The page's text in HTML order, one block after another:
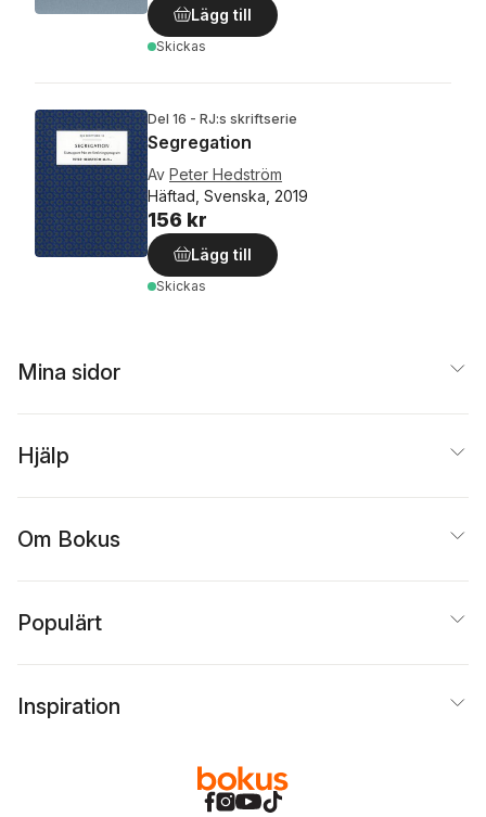
Lägg till
Skickas
Del 16 - RJ:s skriftserie
Segregation
Av Peter Hedström
Häftad, Svenska, 2019
156 kr
Lägg till
Skickas
Mina sidor
Hjälp
Om Bokus
Populärt
Inspiration